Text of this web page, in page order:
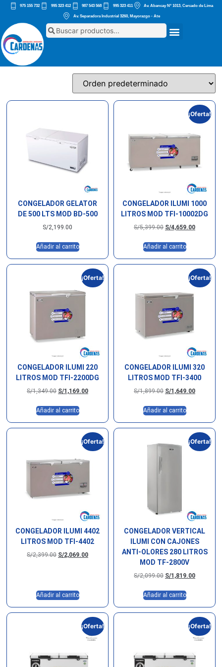
975 155 732 995 323 412 987 543 568 995 323 411 Av. Abancay Nº 1013, Cercado de Lima
Av. Separadora Industrial 3260, Mayorazgo - Ate
CONGELADOR GELATOR
DE 500 LTS MOD BD-500
S/2,199.00
Añadir al carrito
¡Oferta!
CONGELADOR ILUMI 1000
LITROS MOD TFI-10002DG
S/5,399.00 S/4,659.00
Añadir al carrito
¡Oferta!
CONGELADOR ILUMI 220
LITROS MOD TFI-2200DG
S/1,349.00 S/1,169.00
Añadir al carrito
¡Oferta!
CONGELADOR ILUMI 320
LITROS MOD TFI-3400
S/1,899.00 S/1,649.00
Añadir al carrito
¡Oferta!
CONGELADOR ILUMI 4402
LITROS MOD TFI-4402
S/2,399.00 S/2,069.00
Añadir al carrito
¡Oferta!
CONGELADOR VERTICAL
ILUMI CON CAJONES
ANTI-OLORES 280 LITROS
MOD TF-2800V
S/2,099.00 S/1,819.00
Añadir al carrito
¡Oferta! ¡Oferta!